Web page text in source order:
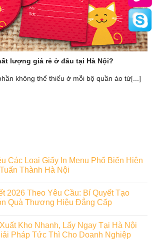
lượng giá rẻ ở đâu tại Hà Nội?
không thể thiếu ở mỗi bộ quần áo từ[...]
Các Loại Giấy In Menu Phổ Biến Hiện
Thành Hà Nội
2026 Theo Yêu Cầu: Bí Quyết Tạo
Quà Thương Hiệu Đẳng Cấp
Kho Nhanh, Lấy Ngay Tại Hà Nội
Pháp Tức Thì Cho Doanh Nghiệp